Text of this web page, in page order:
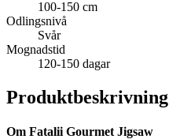
100-150 cm
Odlingsnivå
Svår
Mognadstid
120-150 dagar
Produktbeskrivning
Om Fatalii Gourmet Jigsaw